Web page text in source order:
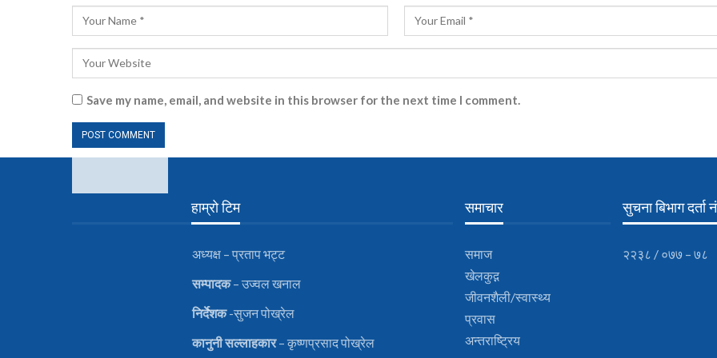
Save my name, email, and website in this browser for the next time I comment.
हाम्रो टिम
अध्यक्ष – प्रताप भट्ट
सम्पादक– उज्वल खनाल
निर्देशक-सुजन पोख्रेल
कानुनीसल्लाहकार– कृष्णप्रसाद पोख्रेल
समाचार
समाज
खेलकुद़़
जीवनशैली/स्वास्थ्य
प्रवास
अन्तराष्ट्रिय
सुचना बिभाग दर्ता
२२३८ / ०७७ – ७८